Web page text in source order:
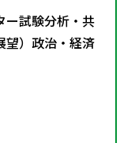
ー試験分析・共
望）政治・経済